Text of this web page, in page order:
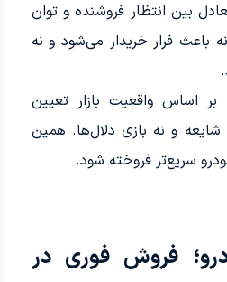
بین انتظار فروشنده و توان
باعث فرار خریدار می‌شود و نه
اساس واقعیت بازار تعیین
و نه بازی دلال‌ها. همین
سریع‌تر فروخته شود.
فروش فوری در